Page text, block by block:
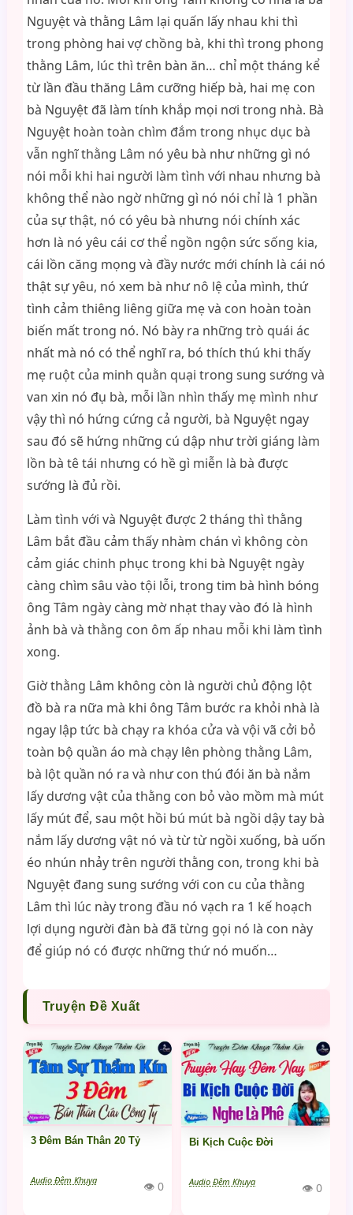
Nguyệt và thằng Lâm lại quấn lấy nhau khi thì
trong phòng hai vợ chồng bà, khi thì trong phong
thằng Lâm, lúc thì trên bàn ăn… chỉ một tháng kể
từ lần đầu thăng Lâm cưỡng hiếp bà, hai mẹ con
bà Nguyệt đã làm tính khắp mọi nơi trong nhà. Bà
Nguyệt hoàn toàn chìm đắm trong nhục dục bà
vẫn nghĩ thằng Lâm nó yêu bà như những gì nó
nói mỗi khi hai người làm tình với nhau nhưng bà
không thể nào ngờ những gì nó nói chỉ là 1 phần
của sự thật, nó có yêu bà nhưng nói chính xác
hơn là nó yêu cái cơ thể ngồn ngộn sức sống kia,
cái lồn căng mọng và đầy nước mới chính là cái nó
thật sự yêu, nó xem bà như nô lệ của mình, thứ
tình cảm thiêng liêng giữa mẹ và con hoàn toàn
biến mất trong nó. Nó bày ra những trò quái ác
nhất mà nó có thể nghĩ ra, bó thích thú khi thấy
mẹ ruột của minh quằn quại trong sung sướng và
van xin nó đụ bà, mỗi lần nhìn thấy mẹ mình như
vậy thì nó hứng cứng cả người, bà Nguyệt ngay
sau đó sẽ hứng những cú dập như trời giáng làm
lồn bà tê tái nhưng có hề gì miễn là bà được
sướng là đủ rồi.
Làm tình với và Nguyệt được 2 tháng thì thằng
Lâm bắt đầu cảm thấy nhàm chán vì không còn
cảm giác chinh phục trong khi bà Nguyệt ngày
càng chìm sâu vào tội lỗi, trong tim bà hình bóng
ông Tâm ngày càng mờ nhạt thay vào đó là hình
ảnh bà và thằng con ôm ấp nhau mỗi khi làm tình
xong.
Giờ thằng Lâm không còn là người chủ động lột
đồ bà ra nữa mà khi ông Tâm bước ra khỏi nhà là
ngay lập tức bà chạy ra khóa cửa và vội vã cởi bỏ
toàn bộ quần áo mà chạy lên phòng thằng Lâm,
bà lột quần nó ra và như con thú đói ăn bà nắm
lấy dương vật của thằng con bỏ vào mồm mà mút
lấy mút để, sau một hồi bú mút bà ngồi dậy tay bà
nắm lấy dương vật nó và từ từ ngồi xuống, bà uốn
éo nhún nhảy trên người thằng con, trong khi bà
Nguyệt đang sung sướng với con cu của thằng
Lâm thì lúc này trong đầu nó vạch ra 1 kế hoạch
lợi dụng người đàn bà đã từng gọi nó là con này
để giúp nó có được những thứ nó muốn…
Truyện Đề Xuất
3 Đêm Bán Thân 20 Tỷ
Audio Đêm Khuya 👁 0
Bi Kịch Cuộc Đời
Audio Đêm Khuya 👁 0